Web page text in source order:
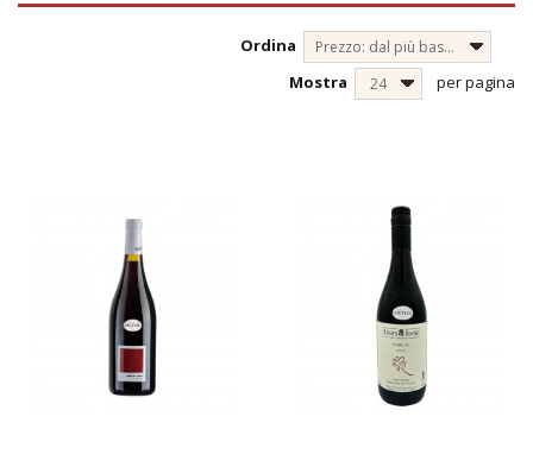
+
FACCIAMO POSTO IN CANTINA
Ordina Prezzo: dal più basso
Mostra 24 per pagina